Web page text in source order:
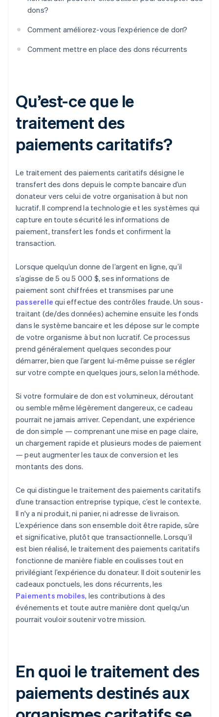
dons?
Comment améliorez-vous l’expérience de don?
Comment mettre en place des dons récurrents
Qu’est-ce que le
traitement des
paiements caritatifs?
Le traitement des paiements caritatifs désigne le
transfert des dons depuis le compte bancaire d’un
donateur vers celui de votre organisation à but non
lucratif. Il comprend la technologie et les systèmes qui
capture en toute sécurité les informations de
paiement, transfert les fonds et confirment la
transaction.
Lorsque quelqu’un donne de l’argent en ligne, qu’il
s’agisse de 5 ou 5 000 $, ses informations de
paiement sont chiffrées et transmises par une
passerelle qui effectue des contrôles fraude. Un sous-
traitant (de/des données) achemine ensuite les fonds
dans le système bancaire et les dépose sur le compte
de votre organisme à but non lucratif. Ce processus
prend généralement quelques secondes pour
démarrer, bien que l’argent lui-même puisse se régler
sur votre compte en quelques jours, selon la méthode.
Si votre formulaire de don est volumineux, déroutant
ou semble même légèrement dangereux, ce cadeau
pourrait ne jamais arriver. Cependant, une expérience
de don simple — comprenant une mise en page claire,
un chargement rapide et plusieurs modes de paiement
— peut augmenter les taux de conversion et les
montants des dons.
Ce qui distingue le traitement des paiements caritatifs
d’une transaction entreprise typique, c’est le contexte.
Il n'y a ni produit, ni panier, ni adresse de livraison.
L’expérience dans son ensemble doit être rapide, sûre
et significative, plutôt que transactionnelle. Lorsqu’il
est bien réalisé, le traitement des paiements caritatifs
fonctionne de manière fiable en coulisses tout en
privilégiant l’expérience du donateur. Il doit soutenir les
cadeaux ponctuels, les dons récurrents, les
Paiements mobiles, les contributions à des
événements et toute autre manière dont quelqu'un
pourrait vouloir soutenir votre mission.
En quoi le traitement des
paiements destinés aux